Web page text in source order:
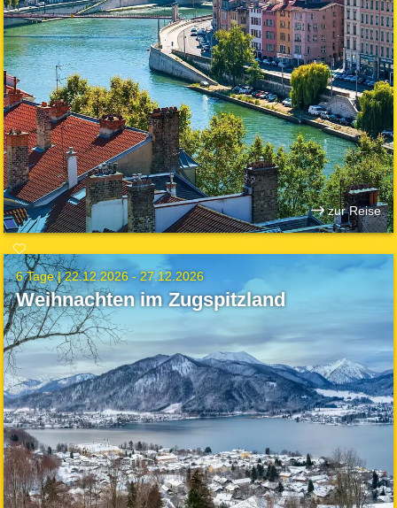
zur Reise
6 Tage |22.12.2026 - 27.12.2026
Weihnachten im Zugspitzland